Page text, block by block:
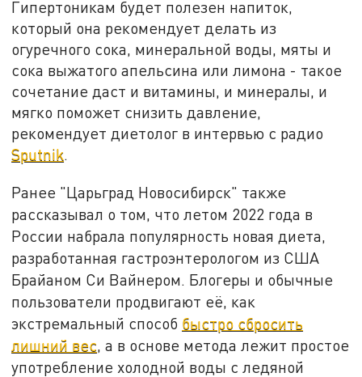
Гипертоникам будет полезен напиток,
который она рекомендует делать из
огуречного сока, минеральной воды, мяты и
сока выжатого апельсина или лимона - такое
сочетание даст и витамины, и минералы, и
мягко поможет снизить давление,
рекомендует диетолог в интервью с радио
Sputnik.
Ранее "Царьград Новосибирск" также
рассказывал о том, что летом 2022 года в
России набрала популярность новая диета,
разработанная гастроэнтерологом из США
Брайаном Си Вайнером. Блогеры и обычные
пользователи продвигают её, как
экстремальный способ быстро сбросить
лишний вес, а в основе метода лежит простое
употребление холодной воды с ледяной